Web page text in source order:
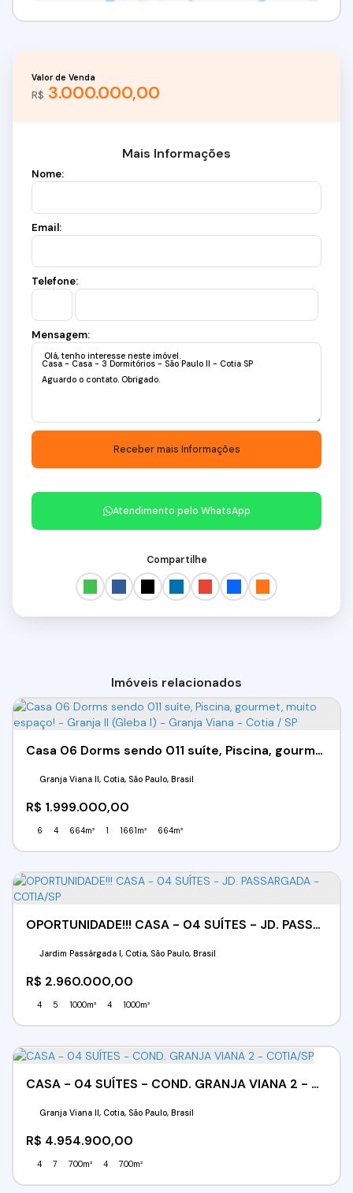
R$ 3.000.000,00
Valor de Venda
Mais Informações
Nome:
Email:
Telefone:
Mensagem:
Atendimento pelo WhatsApp
Compartilhe
Imóveis relacionados
Casa 06 Dorms sendo 011 suíte, Piscina, gourmet, muito espaço! - Granja II (Gleba I) - Granja Viana - Cotia / SP
R$ 1.999.000,00
Granja Viana II, Cotia, São Paulo, Brasil
6 4 664m² 1 1661m² 664m²
OPORTUNIDADE!!! CASA - 04 SUÍTES - JD. PASSARGADA - COTIA/SP
R$ 2.960.000,00
Jardim Passárgada I, Cotia, São Paulo, Brasil
4 5 1000m² 4 1000m²
CASA - 04 SUÍTES - COND. GRANJA VIANA 2 - COTIA/SP
R$ 4.954.900,00
Granja Viana II, Cotia, São Paulo, Brasil
4 7 700m² 4 700m²